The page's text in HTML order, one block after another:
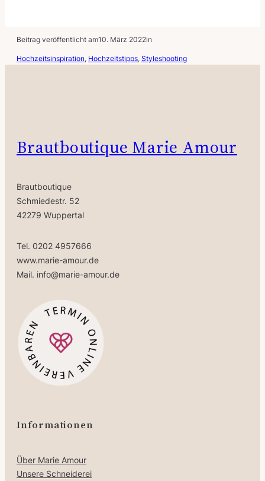
Beitrag veröffentlicht am10. März 2022in
Hochzeitsinspiration, Hochzeitstipps, Styleshooting
Brautboutique Marie Amour
Brautboutique
Schmiedestr. 52
42279 Wuppertal
Tel. 0202 4957666
www.marie-amour.de
Mail. info@marie-amour.de
Informationen
Über Marie Amour
Unsere Schneiderei